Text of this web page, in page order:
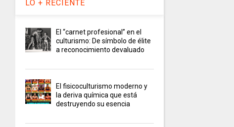
LO + RECIENTE
El “carnet profesional” en el
culturismo: De símbolo de élite
a reconocimiento devaluado
El fisicoculturismo moderno y
la deriva química que está
destruyendo su esencia